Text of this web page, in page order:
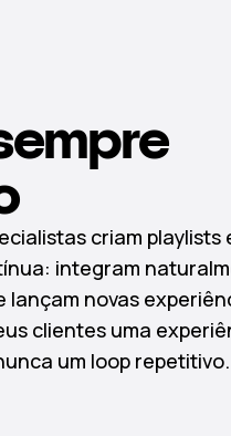
criam playlists
integram
lançam novas
clientes uma
um loop repetitivo.